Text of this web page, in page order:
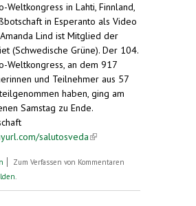
Weltkongress in Lahti, Finnland,
in Esperanto als Video
Lind ist Mitglied der
(Schwedische Grüne). Der 104.
Weltkongress, an dem 917
und Teilnehmer aus 57
haben, ging am
Samstag zu Ende.
salutosveda(link is
über Schwedische Kulturministerin
Esperanto-Weltkongress
Zum Verfassen von Kommentaren
.